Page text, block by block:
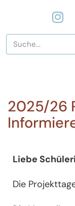
2025/26
Liebe
Die